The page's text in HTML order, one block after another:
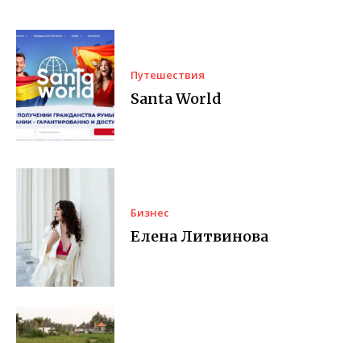
Путешествия
Santa World
Бизнес
Елена Литвинова